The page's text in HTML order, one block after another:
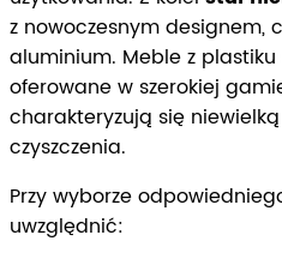
z nowoczesnym designem,
aluminium. Meble z
oferowane w szerokiej
charakteryzują się
czyszczenia.
Przy wyborze
uwzględnić: